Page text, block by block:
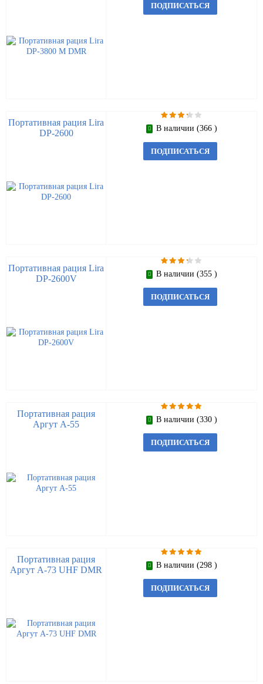
ПОДПИСАТЬСЯ
Портативная рация Lira
DP-2600
В наличии (366 )
ПОДПИСАТЬСЯ
Портативная рация Lira
DP-2600V
В наличии (355 )
ПОДПИСАТЬСЯ
Портативная рация
Аргут А-55
В наличии (330 )
ПОДПИСАТЬСЯ
Портативная рация
Аргут А-73 UHF DMR
В наличии (298 )
ПОДПИСАТЬСЯ